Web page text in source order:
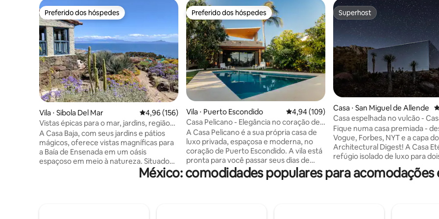
Preferido dos hóspedes
Preferido dos hóspedes
Vila ⋅ Sibola Del Mar 4,96 de uma avaliação média de 5, 156 avaliações
4,96 (156)
Vistas épicas para o mar, jardins, região
vinícola, surfe
A Casa Baja, com seus jardins e pátios
mágicos, oferece vistas magníficas para
a Baía de Ensenada em um oásis
espaçoso em meio à natureza. Situado
no topo de uma colina costeira
espetacular, no exclusivo Cíbola del Mar,
Preferido dos hóspedes
Preferido dos hóspedes
Vila ⋅ Puerto Escondido 4,94 de uma avaliação média de 5, 109
4,94 (109)
Casa Pelicano - Elegância no coração de
Puerto
A Casa Pelicano é a sua própria casa de
luxo privada, espaçosa e moderna, no
coração de Puerto Escondido. A vila está
pronta para você passar seus dias de
férias em sua grande cozinha e área
externa deslumbrante, enquanto
Superhost
Superhost
Casa ⋅ San Miguel de Allende
Casa espelhada no vulcão -
Fique numa casa premiada -
Vogue, Forbes, NYT e a capa do
Architectural Digest! A Casa
refúgio isolado de luxo para
construído nas encostas de um
extinto - a apenas 20 minutos
México: comodidades populares para acomodações